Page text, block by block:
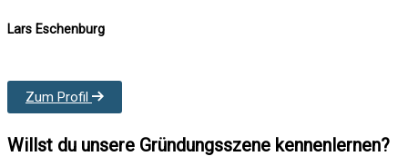
Lars Eschenburg
Zum Profil
Willst du unsere Gründungsszene kennenlernen?